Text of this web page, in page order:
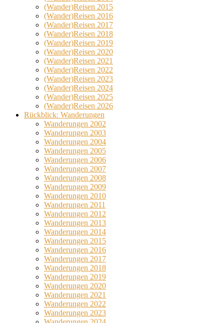
(Wander)Reisen 2015
(Wander)Reisen 2016
(Wander)Reisen 2017
(Wander)Reisen 2018
(Wander)Reisen 2019
(Wander)Reisen 2020
(Wander)Reisen 2021
(Wander)Reisen 2022
(Wander)Reisen 2023
(Wander)Reisen 2024
(Wander)Reisen 2025
(Wander)Reisen 2026
Rückblick: Wanderungen
Wanderungen 2002
Wanderungen 2003
Wanderungen 2004
Wanderungen 2005
Wanderungen 2006
Wanderungen 2007
Wanderungen 2008
Wanderungen 2009
Wanderungen 2010
Wanderungen 2011
Wanderungen 2012
Wanderungen 2013
Wanderungen 2014
Wanderungen 2015
Wanderungen 2016
Wanderungen 2017
Wanderungen 2018
Wanderungen 2019
Wanderungen 2020
Wanderungen 2021
Wanderungen 2022
Wanderungen 2023